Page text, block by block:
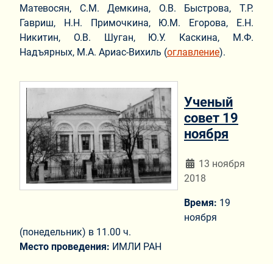
Матевосян, С.М. Демкина, О.В. Быстрова, Т.Р.
Гавриш, Н.Н. Примочкина, Ю.М. Егорова, Е.Н.
Никитин, О.В. Шуган, Ю.У. Каскина, М.Ф.
Надъярных, М.А. Ариас-Вихиль (оглавление).
Ученый
совет 19
ноября
Информация о
13 ноября
2018
Время: 19
ноября
(понедельник) в 11.00 ч.
Место проведения: ИМЛИ РАН